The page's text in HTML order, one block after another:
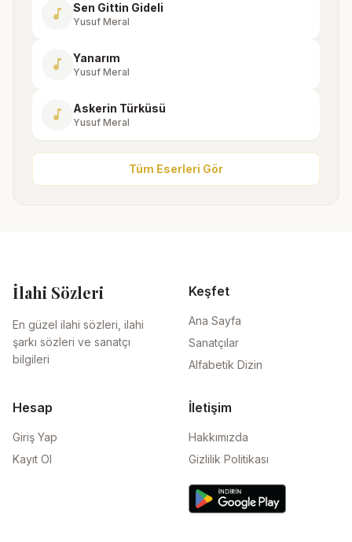
music_note Sen Gittin Gideli
Yusuf Meral
music_note Yanarım
Yusuf Meral
music_note Askerin Türküsü
Yusuf Meral
Tüm Eserleri Gör
İlahi Sözleri
En güzel ilahi sözleri, ilahi
şarkı sözleri ve sanatçı
bilgileri
Keşfet
Ana Sayfa
Sanatçılar
Alfabetik Dizin
Hesap
Giriş Yap
Kayıt Ol
İletişim
Hakkımızda
Gizlilik Politikası